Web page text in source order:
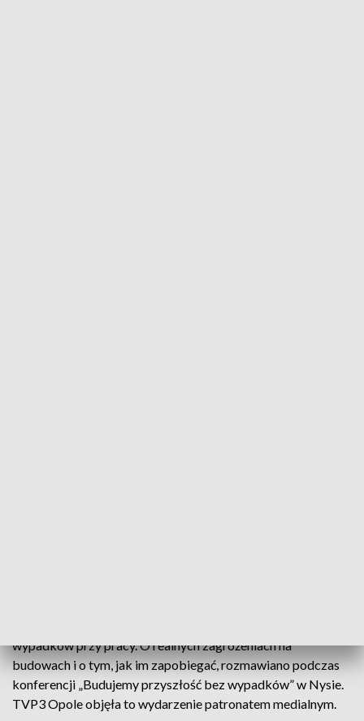
wypadków przy pracy. O realnych zagrożeniach na
budowach i o tym, jak im zapobiegać, rozmawiano podczas
konferencji „Budujemy przyszłość bez wypadków” w Nysie.
TVP3 Opole objęła to wydarzenie patronatem medialnym.